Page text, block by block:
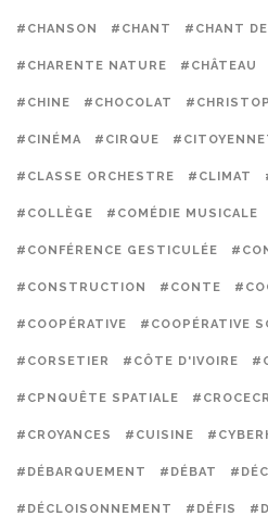
#CHANSON #CHANT #CHANT
#CHARENTE NATURE #CHÂTEAU
#CHINE #CHOCOLAT
#CINÉMA #CIRQUE
#CLASSE ORCHESTRE #CLIMAT
#COLLÈGE #COMÉDIE MUSICALE
#CONFÉRENCE GESTICULÉE
#CONSTRUCTION #CONTE
#COOPÉRATIVE #COOPÉRATIVE
#CORSETIER #CÔTE D'IVOIRE
#CPNQUÊTE SPATIALE
#CROYANCES #CUISINE
#DÉBARQUEMENT #DÉBAT
#DÉCLOISONNEMENT #DÉFIS